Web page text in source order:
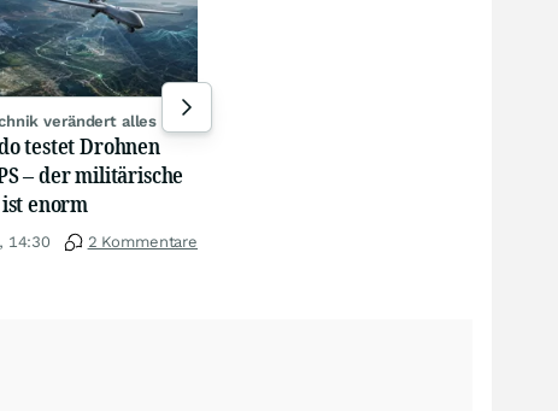
verändert alles
testet Drohnen
– der militärische
enorm
14:30 2 Kommentare